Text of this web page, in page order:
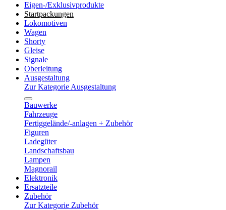
Eigen-/Exklusivprodukte
Startpackungen
Lokomotiven
Wagen
Shorty
Gleise
Signale
Oberleitung
Ausgestaltung
Zur Kategorie Ausgestaltung
Bauwerke
Fahrzeuge
Fertiggelände/-anlagen + Zubehör
Figuren
Ladegüter
Landschaftsbau
Lampen
Magnorail
Elektronik
Ersatzteile
Zubehör
Zur Kategorie Zubehör